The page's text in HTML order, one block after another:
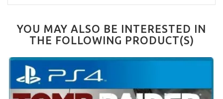
YOU MAY ALSO BE INTERESTED IN
THE FOLLOWING PRODUCT(S)